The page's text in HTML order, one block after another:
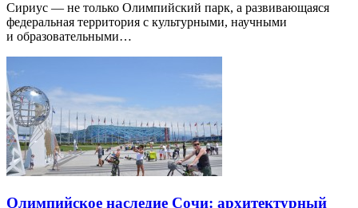
Сириус — не только Олимпийский парк, а развивающаяся
федеральная территория с культурными, научными
и образовательными…
Олимпийское наследие Сочи: архитектурный